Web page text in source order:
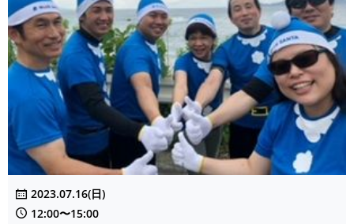
2023.07.16(日)
12:00〜15:00